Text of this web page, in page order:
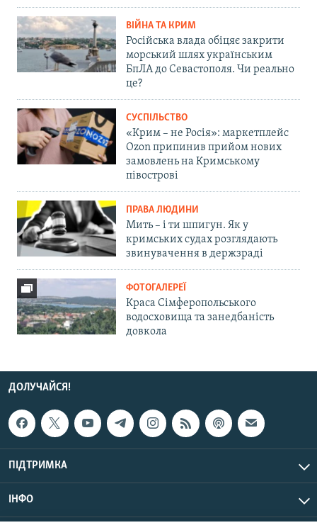
ВІЙНА ТА КРИМ
Російська влада обіцяє закрити
морський шлях українським
БпЛА до Севастополя. Чи реально
це?
СУСПІЛЬСТВО
«Крим – не Росія»: маркетплейс
Ozon припинив прийом нових
замовлень на Кримському
півострові
ПРАВА ЛЮДИНИ
Мить – і ти шпигун. Як у
кримських судах розглядають
звинувачення в держзраді
ФОТОГАЛЕРЕЇ
Краса Сімферопольського
водосховища та занедбаність
довкола
ДОЛУЧАЙСЯ!
ПІДТРИМКА
ІНФО